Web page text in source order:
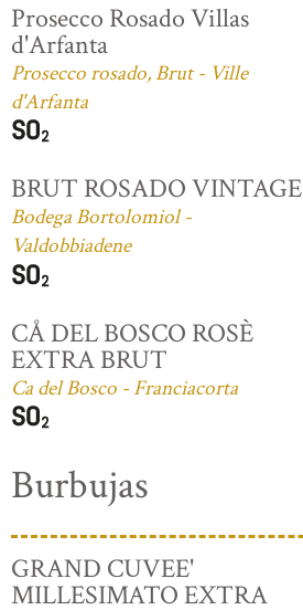
Prosecco Rosado Villas
d'Arfanta
Prosecco rosado, Brut - Ville
d'Arfanta
BRUT ROSADO VINTAGE
Bodega Bortolomiol -
Valdobbiadene
CÅ DEL BOSCO ROSÈ
EXTRA BRUT
Ca del Bosco - Franciacorta
Burbujas
GRAND CUVEE'
MILLESIMATO EXTRA